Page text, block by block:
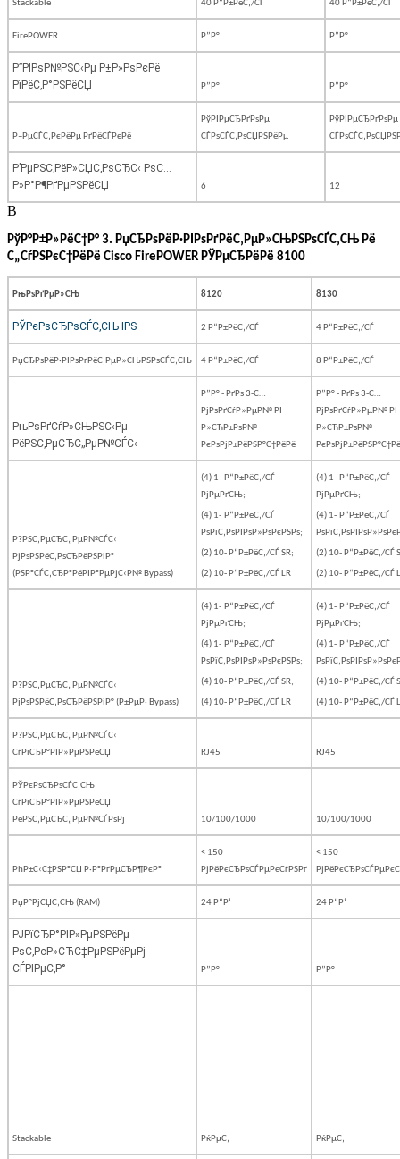
Stackable
40 Р“Р±РёС‚/СЃ
40 Р“Р±РёС‚/СЃ
FirePOWER Р”Р° Р”Р°
Р”РІРѕР№РЅС‹Рµ Р±Р»РѕРєРё
РїРёС‚Р°РЅРёСЏ
Р”Р° Р”Р°
Р–РµСЃС‚РєРёРµ РґРёСЃРєРё
РўРІРµСЂРґРѕРµ
СЃРѕСЃС‚РѕСЏРЅРёРµ
РўРІРµСЂРґРѕРµ
Р’РµРЅС‚РёР»СЏС‚РѕСЂС‹ РѕС…
Р»Р°Р¶РґРµРЅРёСЏ
6 12
В
РўР°Р±Р»РёС†Р° 3. РџСЂРѕРёР·РІРѕРґРёС‚РµР»СЊРЅРѕСЃС‚СЊ Рё
С„СѓРЅРєС†РёРё Cisco FirePOWER РЎРµСЂРёРё 8100
РњРѕРґРµР»СЊ 8120 8130
РЎРєРѕСЂРѕСЃС‚СЊ IPS 2 Р“Р±РёС‚/СЃ 4 Р“Р±РёС‚/СЃ
РџСЂРѕРёР·РІРѕРґРёС‚РµР»СЊРЅРѕСЃС‚СЊ 4 Р“Р±РёС‚/СЃ 8 Р“Р±РёС‚/СЃ
РњРѕРґСѓР»СЊРЅС‹Рµ
РёРЅС‚РµСЂС„РµР№СЃС‹
Р”Р° - РґРѕ 3-С…
РјРѕРґСѓР»РµР№ РІ
Р»СЋР±РѕР№
РєРѕРјР±РёРЅР°С†РёРё
Р”Р° - РґРѕ 3-С…
РјРѕРґСѓР»РµР№ РІ
Р»СЋР±РѕР№
Р?РЅС‚РµСЂС„РµР№СЃС‹
РјРѕРЅРёС‚РѕСЂРёРЅРіР°
(РЅР°СЃС‚СЂР°РёРІР°РµРјС‹Р№Bypass)
(4) 1- Р“Р±РёС‚/СЃ
РјРµРґСЊ;
(4) 1- Р“Р±РёС‚/СЃ
РѕРїС‚РѕРІРѕР»РѕРєРЅРѕ;
(2) 10- Р“Р±РёС‚/СЃ SR;
(2) 10- Р“Р±РёС‚/СЃ LR
(4) 1- Р“Р±РёС‚/СЃ
РјРµРґСЊ;
(4) 1- Р“Р±РёС‚/СЃ
(2) 10- Р“Р±РёС‚/СЃ
(2) 10- Р“Р±РёС‚/СЃ
Р?РЅС‚РµСЂС„РµР№СЃС‹
РјРѕРЅРёС‚РѕСЂРёРЅРіР° (Р±РµР· Bypass)
(4) 1- Р“Р±РёС‚/СЃ
РјРµРґСЊ;
(4) 1- Р“Р±РёС‚/СЃ
РѕРїС‚РѕРІРѕР»РѕРєРЅРѕ;
(4) 10- Р“Р±РёС‚/СЃ SR;
(4) 10- Р“Р±РёС‚/СЃ LR
(4) 1- Р“Р±РёС‚/СЃ
РјРµРґСЊ;
(4) 1- Р“Р±РёС‚/СЃ
(4) 10- Р“Р±РёС‚/СЃ
(4) 10- Р“Р±РёС‚/СЃ
Р?РЅС‚РµСЂС„РµР№СЃС‹
СѓРїСЂР°РІР»РµРЅРёСЏ
RJ45 RJ45
РЎРєРѕСЂРѕСЃС‚СЊ
СѓРїСЂР°РІР»РµРЅРёСЏ
РёРЅС‚РµСЂС„РµР№СЃРѕРј
10/100/1000 10/100/1000
РћР±С‹С‡РЅР°СЏ Р·Р°РґРµСЂР¶РєР°
< 150
РјРёРєСЂРѕСЃРµРєСѓРЅРґ
< 150
РџР°РјСЏС‚СЊ (RAM) 24 Р“Р‘ 24 Р“Р‘
РЈРїСЂР°РІР»РµРЅРёРµ
РѕС‚РєР»СЋС‡РµРЅРёРµРј
СЃРІРµС‚Р°
Р”Р° Р”Р°
Stackable РќРµС‚ РќРµС‚